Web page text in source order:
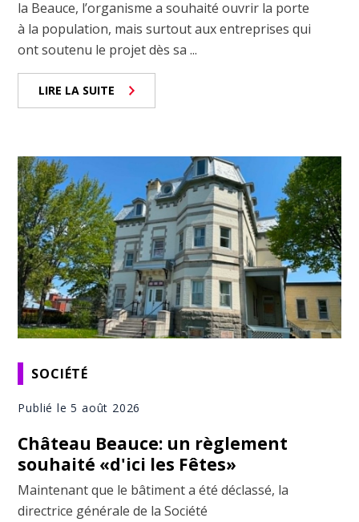
la Beauce, l’organisme a souhaité ouvrir la porte
à la population, mais surtout aux entreprises qui
ont soutenu le projet dès sa ...
LIRE LA SUITE
SOCIÉTÉ
Publié le 5 août 2026
Château Beauce: un règlement
souhaité «d'ici les Fêtes»
Maintenant que le bâtiment a été déclassé, la
directrice générale de la Société